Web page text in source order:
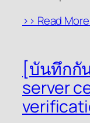
>> Read
[บันทึกกั
server